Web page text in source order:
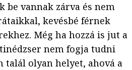
be vannak zárva és nem
kevésbé férnek
Még ha hozzá is jut a
nem fogja tudni
talál olyan helyet, ahová a